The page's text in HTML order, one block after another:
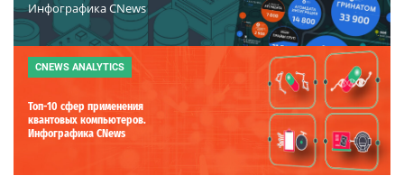
Инфографика CNews
CNEWS ANALYTICS
Топ-10 сфер применения
квантовых компьютеров.
Инфографика CNews